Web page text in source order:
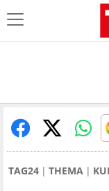
TAG24 THEMA